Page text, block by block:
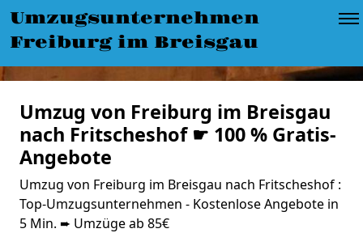
Umzugsunternehmen
Freiburg im Breisgau
Umzug von Freiburg im Breisgau
nach Fritscheshof ☛ 100 % Gratis-
Angebote
Umzug von Freiburg im Breisgau nach Fritscheshof :
Top-Umzugsunternehmen - Kostenlose Angebote in
5 Min. ➨ Umzüge ab 85€